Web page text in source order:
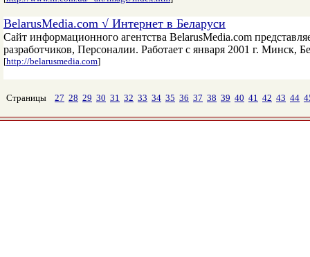
BelarusMedia.com √ Интернет в Беларуси
Сайт информационного агентства BelarusMedia.com
разработчиков, Персоналии. Работает с января 2001 г. Минск,
[http://belarusmedia.com]
Страницы 27 28 29 30 31 32 33 34 35 36 37 38 39 40 41 42 43 44